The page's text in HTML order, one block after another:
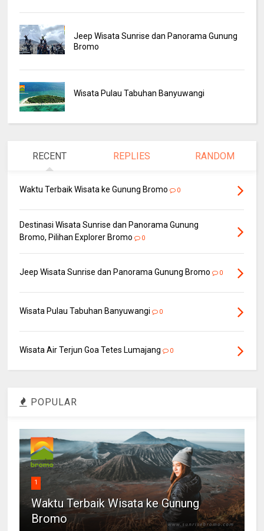
Jeep Wisata Sunrise dan Panorama Gunung
Bromo
Wisata Pulau Tabuhan Banyuwangi
RECENT REPLIES RANDOM
Waktu Terbaik Wisata ke Gunung Bromo 0
Destinasi Wisata Sunrise dan Panorama Gunung
Bromo, Pilihan Explorer Bromo
0
Jeep Wisata Sunrise dan Panorama Gunung Bromo 0
Wisata Pulau Tabuhan Banyuwangi 0
Wisata Air Terjun Goa Tetes Lumajang 0
POPULAR
1
Waktu Terbaik Wisata ke Gunung
Bromo